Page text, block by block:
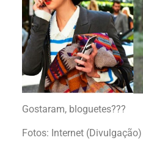
Gostaram, bloguetes???
Fotos: Internet (Divulgação)